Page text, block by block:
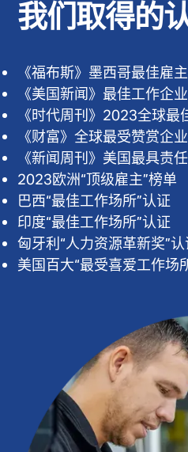
我们取得的
《福布斯》墨西哥最佳雇
《美国新闻》最佳工作企
《时代周刊》2023全球最
《财富》全球最受赞赏企
《新闻周刊》美国最具责
2023欧洲“顶级雇主”榜单
巴西“最佳工作场所”认证
印度“最佳工作场所”认证
匈牙利“人力资源革新奖”认
美国百大“最受喜爱工作场